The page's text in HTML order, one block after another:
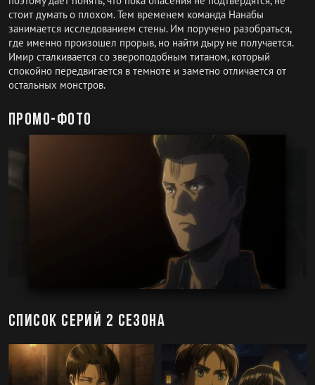
стоит думать о плохом. Тем временем команда Нанабы
занимается исследованием стены. Им поручено разобраться,
где именно произошел прорыв, но найти дыру не получается.
Имир сталкивается со звероподобным титаном, который
спокойно передвигается в темноте и заметно отличается от
остальных монстров.
Промо-фото
Список серий 2 сезона